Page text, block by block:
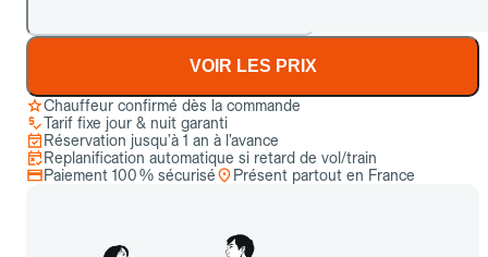
VOIR LES PRIX
Chauffeur confirmé dès la commande
Tarif fixe jour & nuit garanti
Réservation jusqu’à 1 an à l’avance
Replanification automatique si retard de vol/train
Paiement 100 % sécurisé
Présent partout en France